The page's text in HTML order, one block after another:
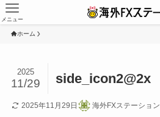
メニュー
ホーム
side_icon2@2x
2025
11/29
2025年11月29日 海外FXステーション